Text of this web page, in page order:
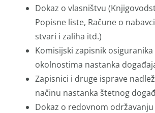
Dokaz o vlasništvu
Popisne liste, Račune o
stvari i zaliha itd.)
Komisijski zapisnik
okolnostima nastanka
Zapisnici i druge isprave
načinu nastanka štetnog
Dokaz o redovnom